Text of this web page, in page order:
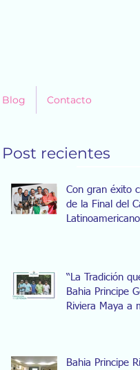
Blog Contacto
Post recientes
Con gran éxito
de la Final del
“La Tradición
Bahia Principe
Riviera Maya a
Bahia Principe